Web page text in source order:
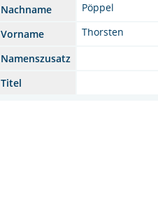
Nachname
Pöppel
Vorname
Thorsten
Namenszusatz
Titel